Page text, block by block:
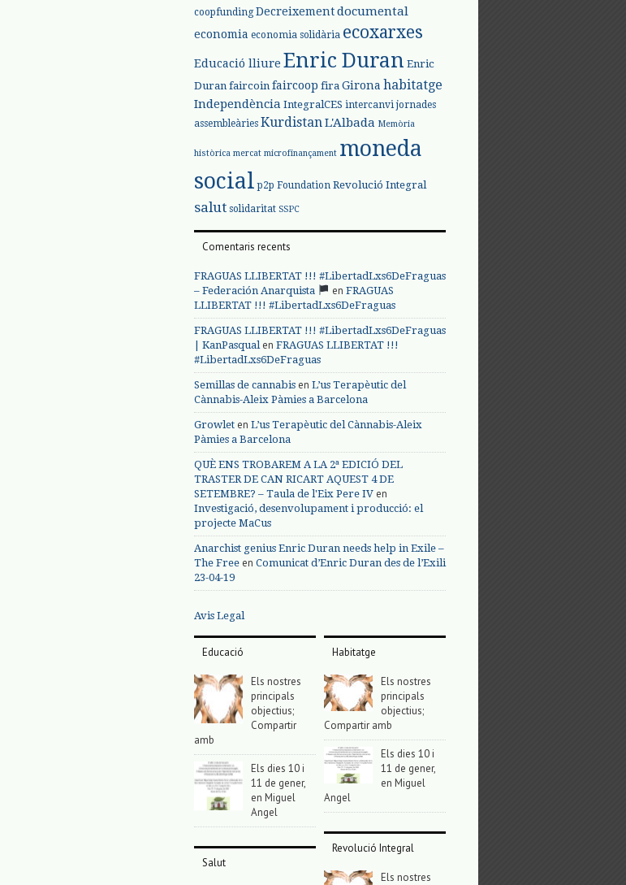
coopfunding Decreixementdocumental
economia economia solidària ecoxarxes
Educació lliure Enric Duran Enric
Duran faircoin faircoop fira Girona habitatge
Independència IntegralCES intercanvi jornades
assembleàries Kurdistan L'Albada Memòria
històrica mercat microfinançament moneda
social p2p Foundation Revolució Integral
salut solidaritat SSPC
Comentaris recents
FRAGUAS LLIBERTAT !!! #LibertadLxs6DeFraguas
– Federación Anarquista
en FRAGUAS
LLIBERTAT !!! #LibertadLxs6DeFraguas
FRAGUAS LLIBERTAT !!! #LibertadLxs6DeFraguas
| KanPasqualen FRAGUAS LLIBERTAT !!!
#LibertadLxs6DeFraguas
Semillas de cannabis en L’us Terapèutic del
Cànnabis-Aleix Pàmies a Barcelona
Growlet en L’us Terapèutic del Cànnabis-Aleix
Pàmies a Barcelona
QUÈ ENS TROBAREM A LA 2ª EDICIÓ DEL
TRASTER DE CAN RICART AQUEST 4 DE
SETEMBRE? – Taula de l'Eix Pere IV en
Investigació, desenvolupament i producció: el
projecte MaCus
Anarchist genius Enric Duran needs help in Exile –
The Free en Comunicat d’Enric Duran des de l’Exili
23-04-19
Avis Legal
Educació
Els nostres
principals
objectius;
Compartir
amb
Els dies 10 i
11 de gener,
en Miguel
Angel
Salut
Habitatge
Els nostres
principals
objectius;
Compartir amb
Els dies 10 i
11 de gener,
en Miguel
Angel
Revolució Integral
Els nostres